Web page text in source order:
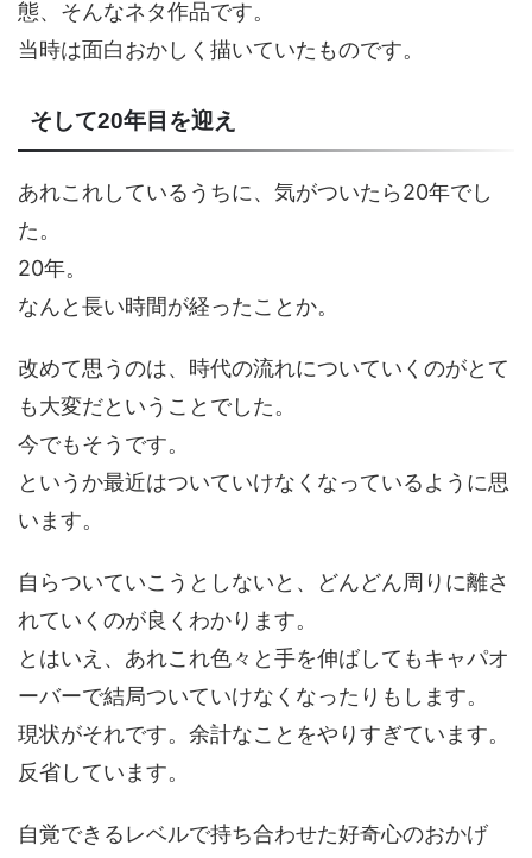
態、そんなネタ作品です。
当時は面白おかしく描いていたものです。
そして20年目を迎え
あれこれしているうちに、気がついたら20年でし
た。
20年。
なんと長い時間が経ったことか。
改めて思うのは、時代の流れについていくのがとて
も大変だということでした。
今でもそうです。
というか最近はついていけなくなっているように思
います。
自らついていこうとしないと、どんどん周りに離さ
れていくのが良くわかります。
とはいえ、あれこれ色々と手を伸ばしてもキャパオ
ーバーで結局ついていけなくなったりもします。
現状がそれです。余計なことをやりすぎています。
反省しています。
自覚できるレベルで持ち合わせた好奇心のおかげ